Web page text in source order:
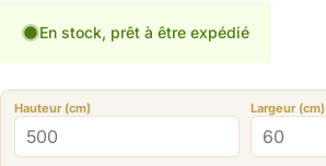
En stock, prêt à être expédié
Hauteur (cm) Largeur (cm)